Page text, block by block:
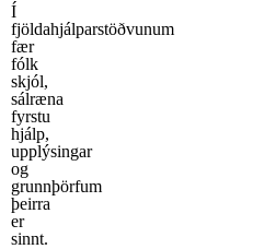
Í
fjöldahjálparstöðvunum
fær
fólk
skjól,
sálræna
fyrstu
hjálp,
upplýsingar
og
grunnþörfum
þeirra
er
sinnt.